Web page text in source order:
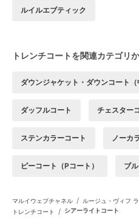
ルイルエブティック
トレンチコートを関連カテゴリ
ダウンジャケット・ダウンコート（
ダッフルコート チェスター
ステンカラーコート ノーカ
ピーコート（Pコート） ブ
マルイウェブチャネル / ルージュ・ヴィフ
トレンチコート / シアーライトコート